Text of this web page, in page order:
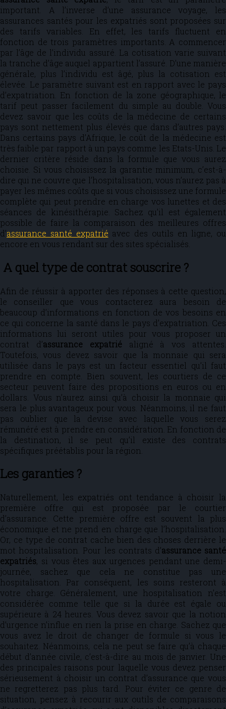
important. A l’inverse d’une assurance voyage, les
assurances santés pour les expatriés sont proposées sur
des tarifs variables. En effet, les tarifs fluctuent en
fonction de trois paramètres importants. A commencer
par l’âge de l’individu assuré. La cotisation varie suivant
la tranche d’âge auquel appartient l’assuré. D’une manière
générale, plus l’individu est âgé, plus la cotisation est
élevée. Le paramètre suivant est en rapport avec le pays
d’expatriation. En fonction de la zone géographique, le
tarif peut passer facilement du simple au double. Vous
devez savoir que les coûts de la médecine de certains
pays sont nettement plus élevés que dans d’autres pays.
Dans certains pays d’Afrique, le coût de la médecine est
très faible par rapport à un pays comme les Etats-Unis. Le
dernier critère réside dans la formule que vous aurez
choisie. Si vous choisissez la garantie minimum, c’est-à-
dire qui ne couvre que l’hospitalisation, vous n’aurez pas à
payer les mêmes coûts que si vous choisissez une formule
complète qui peut prendre en charge vos lunettes et des
séances de kinésithérapie. Sachez qu’il est également
possible de faire la comparaison des meilleures offres
d’assurance santé expatrié avec des outils en ligne, ou
encore en vous rendant sur des sites spécialisés.
A quel type de contrat souscrire ?
Afin de réussir à apporter des réponses à cette question,
le conseiller que vous contacterez aura besoin de
beaucoup d’informations en fonction de vos besoins en
ce qui concerne la santé dans le pays d’expatriation. Ces
informations lui seront utiles pour vous proposer un
contrat d’assurance expatrié aligné à vos attentes.
Toutefois, vous devez savoir que la monnaie qui sera
utilisée dans le pays est un facteur essentiel qu’il faut
prendre en compte. Bien souvent, les courtiers de ce
secteur peuvent faire des propositions en euros ou en
dollars. Vous n’aurez ainsi qu’à choisir la monnaie qui
sera le plus avantageux pour vous. Néanmoins, il ne faut
pas oublier que la devise avec laquelle vous serez
rémunéré est à prendre en considération. En fonction de
la destination, il se peut qu’il existe des contrats
spécifiques préétablis pour la région.
Les garanties ?
Naturellement, les expatriés ont tendance à choisir la
première offre qui est proposée par le courtier
d’assurance. Cette première offre est souvent la plus
économique et ne prend en charge que l’hospitalisation.
Or, ce type de contrat cache bien des choses derrière le
mot hospitalisation. Pour les contrats d’assurance santé
expatriés, si vous êtes aux urgences pendant une demi-
journée, sachez que cela ne constitue pas une
hospitalisation. Par conséquent, les soins resteront à
votre charge. Généralement, une hospitalisation n’est
considérée comme telle que si la durée est égale ou
supérieure à 24 heures. Vous devez savoir que la notion
d’urgence n’influe en rien la prise en charge. Sachez que
vous avez le droit de changer de formule si vous le
souhaitez. Néanmoins, cela ne peut se faire qu’à chaque
début d’année civile, c’est-à-dire au mois de janvier. Une
des principales raisons pour laquelle vous devez penser
sérieusement à choisir un contrat d’assurance que vous
ne regretterez pas plus tard. Pour éviter ce genre de
situation, pensez à recourir aux outils de comparaisons